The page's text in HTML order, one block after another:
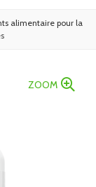
alimentaire pour la
ZOOM